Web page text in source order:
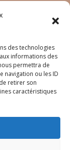
des technologies
informations des
permettra de
navigation ou les ID
retirer son
caractéristiques